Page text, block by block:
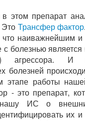
этом препарат
Трансфер фактор
наиважнейшим
с болезнью
агрессора. И
болезней
этапе работы
- это препарат,
ИС о
их и